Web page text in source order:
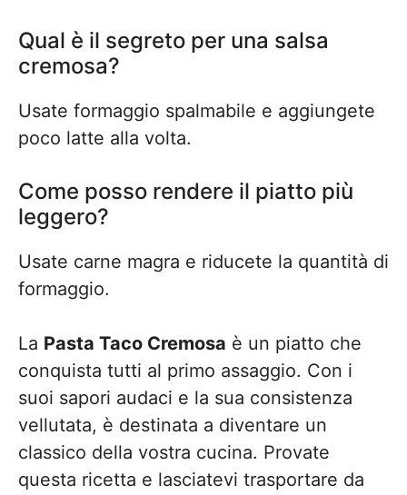
Qual è il segreto per una salsa
cremosa?
Usate formaggio spalmabile e aggiungete
poco latte alla volta.
Come posso rendere il piatto più
leggero?
Usate carne magra e riducete la quantità di
formaggio.
La Pasta Taco Cremosa è un piatto che
conquista tutti al primo assaggio. Con i
suoi sapori audaci e la sua consistenza
vellutata, è destinata a diventare un
classico della vostra cucina. Provate
questa ricetta e lasciatevi trasportare da